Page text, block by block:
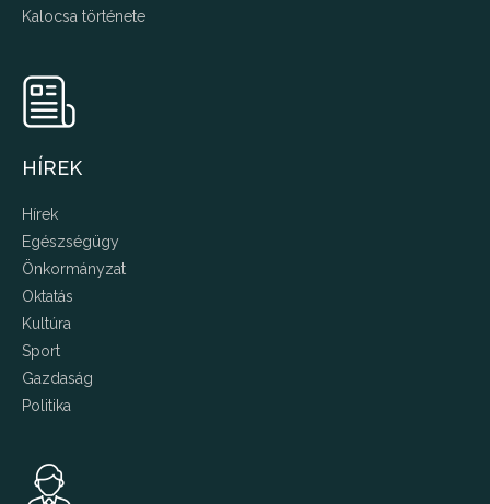
Kalocsa története
HÍREK
Hírek
Egészségügy
Önkormányzat
Oktatás
Kultúra
Sport
Gazdaság
Politika